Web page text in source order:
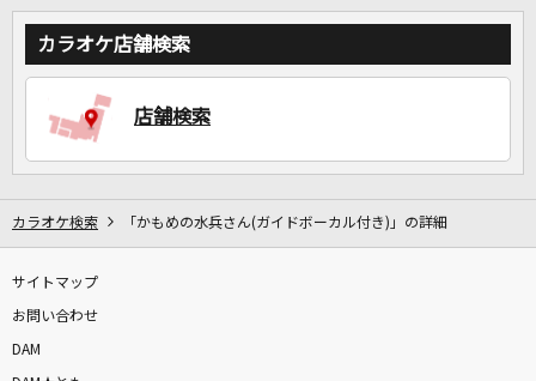
自宅でカラオケ歌い放題！
カラオケ店舗検索
店舗検索
カラオケ検索 「かもめの水兵さん(ガイドボーカル付き)」の詳細
サイトマップ
お問い合わせ
DAM